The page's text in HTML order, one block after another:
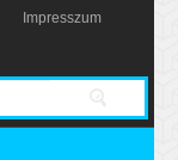
Impresszum